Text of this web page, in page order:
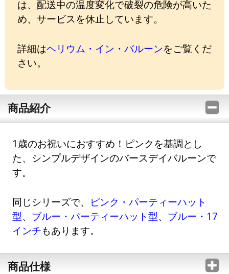
は、配送中の温度変化で破裂の危険が高いた
め、サービスを休止しています。
詳細はヘリウム・イン・バルーンをご覧くだ
さい。
商品紹介
1歳のお祝いにおすすめ！ピンクを基調とし
た、シンプルデザインのバースデイバルーンで
す。
同じシリーズで、
ピンク・パーティーハット
型、 ブルー・パーティーハット型、 ブルー・17
インチもあります。
商品仕様